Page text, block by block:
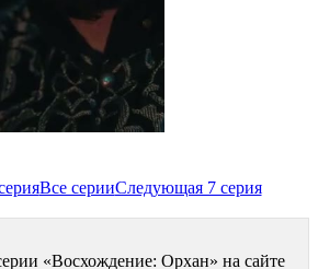
Все серииСледующая 7 серия
«Восхождение: Орхан» на сайте